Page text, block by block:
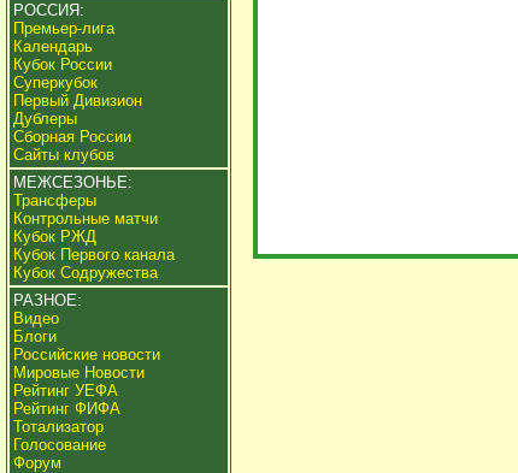
РОССИЯ:
Премьер-лига
Календарь
Кубок России
Суперкубок
Первый Дивизион
Дублеры
Сборная России
Сайты клубов
МЕЖСЕЗОНЬЕ:
Трансферы
Контрольные матчи
Кубок РЖД
Кубок Первого канала
Кубок Содружества
РАЗНОЕ:
Видео
Блоги
Российские новости
Мировые Новости
Рейтинг УЕФА
Рейтинг ФИФА
Тотализатор
Голосование
Форум